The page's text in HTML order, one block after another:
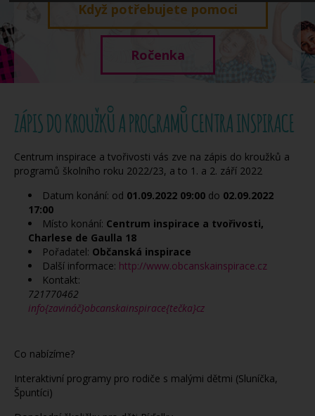
Když potřebujete pomoci
Ročenka
ZÁPIS DO KROUŽKŮ A PROGRAMŮ CENTRA INSPIRACE
Centrum inspirace a tvořivosti vás zve na zápis do kroužků a
programů školního roku 2022/23, a to 1. a 2. září 2022
Datum konání: od 01.09.2022 09:00 do 02.09.2022
17:00
Místo konání: Centrum inspirace a tvořivosti,
Charlese de Gaulla 18
Pořadatel: Občanská inspirace
Další informace: http://www.obcanskainspirace.cz
Kontakt:
721770462
info{zavináč}obcanskainspirace{tečka}cz
Co nabízíme?
Interaktivní programy pro rodiče s malými dětmi (Sluníčka,
Špuntíci)